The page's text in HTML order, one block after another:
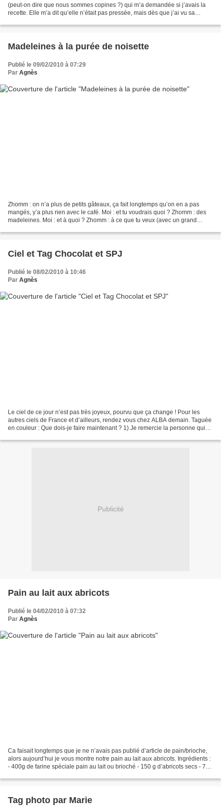
(peut-on dire que nous sommes copines ?) qui m’a demandée si j’avais la
recette. Elle m’a dit qu’elle n’était pas pressée, mais dès que j’ai vu sa
Madeleines à la purée de noisette
Publié le 09/02/2010 à 07:29
Par Agnès
Zhomm : on n’a plus de petits gâteaux, ça fait longtemps qu’on en a pas
mangés, y’a plus rien avec le café. Moi : et tu voudrais quoi ? Zhomm : des
madeleines. Moi : et à quoi ? Zhomm : à ce que tu veux (avec un grand
Ciel et Tag Chocolat et SPJ
Publié le 08/02/2010 à 10:46
Par Agnès
Le ciel de ce jour n’est pas très joyeux, pourvu que ça change ! Pour les
autres ciels de France et d’ailleurs, rendez vous chez ALBA demain. Taguée
en couleur : Que dois-je faire maintenant ? 1) Je remercie la personne qui
Publicité
Pain au lait aux abricots
Publié le 04/02/2010 à 07:32
Par Agnès
Ca faisait longtemps que je ne n’avais pas publié d’article de pain/brioche,
alors aujourd’hui je vous montre notre pain au lait aux abricots. Ingrédients :
- 400g de farine spéciale pain au lait ou brioché - 150 g d’abricots secs - 75
Tag photo par Marie